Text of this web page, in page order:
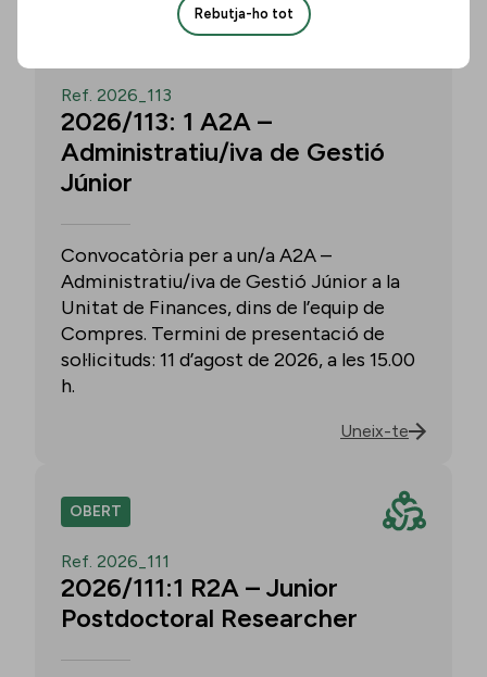
Ref. 2026_113
2026/113: 1 A2A –
Administratiu/iva de Gestió
Júnior
Convocatòria per a un/a A2A –
Administratiu/iva de Gestió Júnior a la
Unitat de Finances, dins de l’equip de
Compres. Termini de presentació de
sol·licituds: 11 d’agost de 2026, a les 15.00
h.
Uneix-te
OBERT
Ref. 2026_111
2026/111:1 R2A – Junior
Postdoctoral Researcher
Rebutja-ho tot